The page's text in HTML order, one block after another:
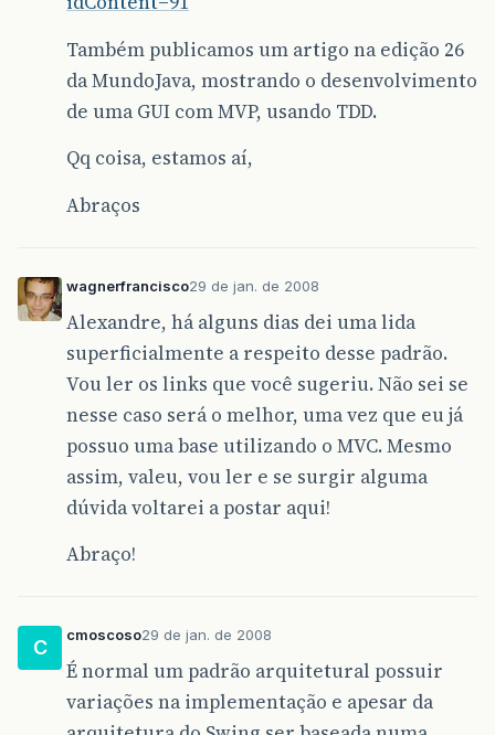
Também publicamos um artigo na edição 26
da MundoJava, mostrando o desenvolvimento
de uma GUI com MVP, usando TDD.
Qq coisa, estamos aí,
Abraços
wagnerfrancisco29 de jan. de 2008
Alexandre, há alguns dias dei uma lida
superficialmente a respeito desse padrão.
Vou ler os links que você sugeriu. Não sei se
nesse caso será o melhor, uma vez que eu já
possuo uma base utilizando o MVC. Mesmo
assim, valeu, vou ler e se surgir alguma
dúvida voltarei a postar aqui!
Abraço!
C
cmoscoso29 de jan. de 2008
É normal um padrão arquitetural possuir
variações na implementação e apesar da